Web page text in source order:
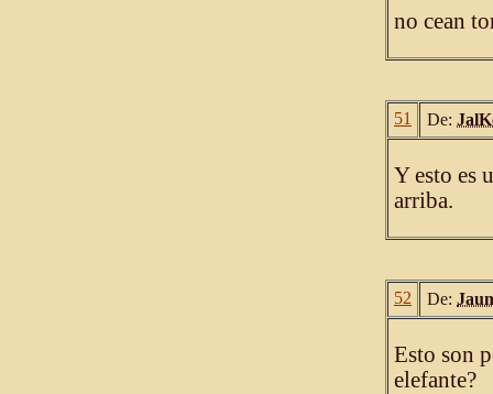
no cean
51 De:
Y esto es
arriba.
52 De:
Esto son
elefante?